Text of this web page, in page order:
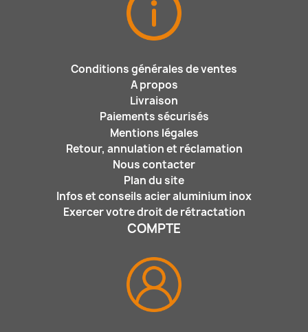
Conditions générales de ventes
A propos
Livraison
Paiements sécurisés
Mentions légales
Retour, annulation et réclamation
Nous contacter
Plan du site
Infos et conseils acier aluminium inox
Exercer votre droit de rétractation
COMPTE